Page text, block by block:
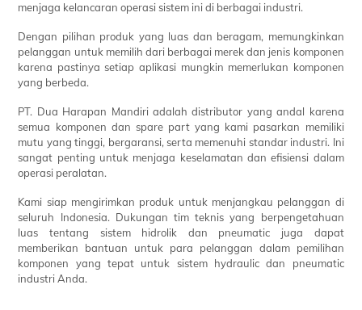
menjaga kelancaran operasi sistem ini di berbagai industri.
Dengan pilihan produk yang luas dan beragam, memungkinkan
pelanggan untuk memilih dari berbagai merek dan jenis komponen
karena pastinya setiap aplikasi mungkin memerlukan komponen
yang berbeda.
PT. Dua Harapan Mandiri adalah distributor yang andal karena
semua komponen dan spare part yang kami pasarkan memiliki
mutu yang tinggi, bergaransi, serta memenuhi standar industri. Ini
sangat penting untuk menjaga keselamatan dan efisiensi dalam
operasi peralatan.
Kami siap mengirimkan produk untuk menjangkau pelanggan di
seluruh Indonesia. Dukungan tim teknis yang berpengetahuan
luas tentang sistem hidrolik dan pneumatic juga dapat
memberikan bantuan untuk para pelanggan dalam pemilihan
komponen yang tepat untuk sistem hydraulic dan pneumatic
industri Anda.